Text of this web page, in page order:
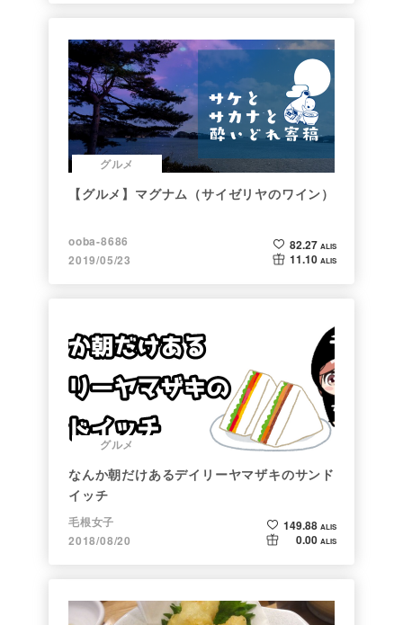
グルメ
【グルメ】マグナム（サイゼリヤのワイン）
ooba-8686
2019/05/23
82.27 ALIS
11.10 ALIS
グルメ
なんか朝だけあるデイリーヤマザキのサンド
イッチ
毛根女子
2018/08/20
149.88 ALIS
0.00 ALIS